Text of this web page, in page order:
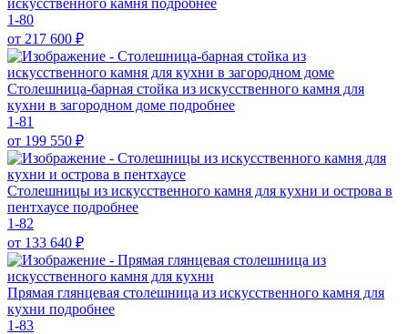
1-80
от 217 600 ₽
Столешница-барная стойка из искусственного камня для
кухни в загородном доме подробнее
1-81
от 199 550 ₽
Столешницы из искусственного камня для кухни и острова в
пентхаусе подробнее
1-82
от 133 640 ₽
Прямая глянцевая столешница из искусственного камня для
кухни подробнее
1-83